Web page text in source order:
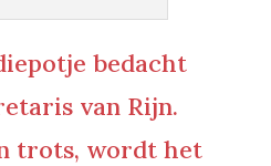
bedacht
van Rijn.
trots, wordt het